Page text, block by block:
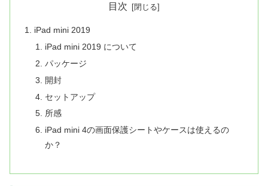
目次
iPad mini 2019
iPad mini 2019 について
パッケージ
開封
セットアップ
所感
iPad mini 4の画面保護シートやケースは使えるの
か？